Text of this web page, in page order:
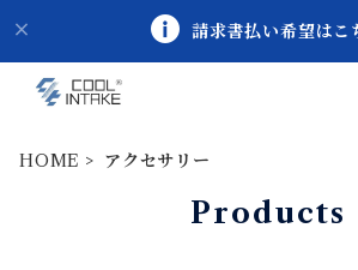
請求書払い希望はこ
HOME アクセサリー
Products